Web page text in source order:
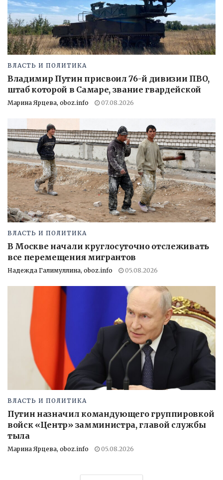
ВЛАСТЬ И ПОЛИТИКА
Владимир Путин присвоил 76-й дивизии ПВО,
штаб которой в Самаре, звание гвардейской
Марина Ярцева, oboz.info 07.08.2026
ВЛАСТЬ И ПОЛИТИКА
В Москве начали круглосуточно отслеживать
все перемещения мигрантов
Надежда Галимуллина, oboz.info 05.08.2026
ВЛАСТЬ И ПОЛИТИКА
Путин назначил командующего группировкой
войск «Центр» замминистра, главой службы
тыла
Марина Ярцева, oboz.info 05.08.2026